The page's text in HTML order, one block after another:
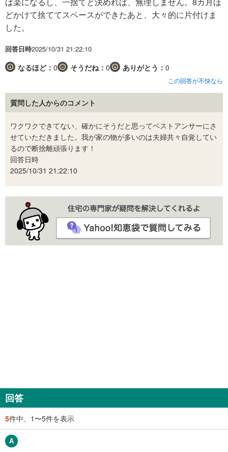
どかけて捨ててスペースができたあと、大々的に片付けま
した。
回答日時2025/10/31 21:22:10
なるほど： 0 そうだね： 0 ありがとう： 0
この回答が不快なら
質問した人からのコメント
ワクワクできてない、確かにそうだと思ってベストアンサーにさ
せていただきました。我が家の物が多いのは夫婦共々自覚してい
るので断捨離頑張ります！
回答日時
2025/10/31 21:22:10
回答
5件中、1〜5件を表示